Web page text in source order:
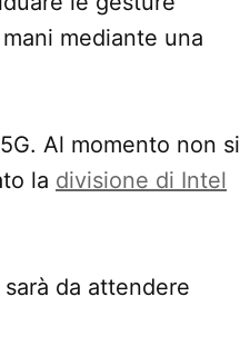
mediante una
Al momento non si
la divisione di Intel
da attendere